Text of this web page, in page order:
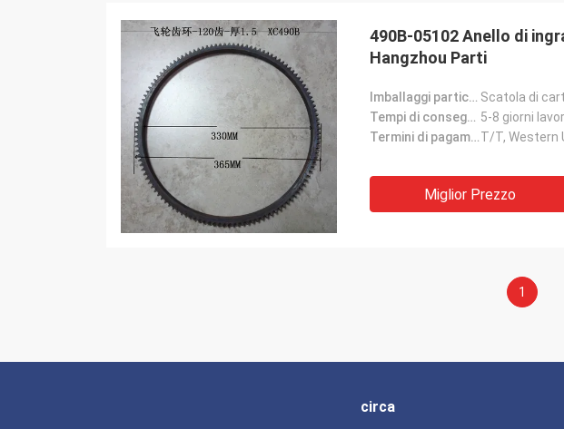
490B-05102 Anello di
Hangzhou Parti
Imballaggi particolari: Scatola di
Tempi di consegna: 5-8 giorni
Termini di pagamento:T/T, Western
Miglior Prezzo
1
circa